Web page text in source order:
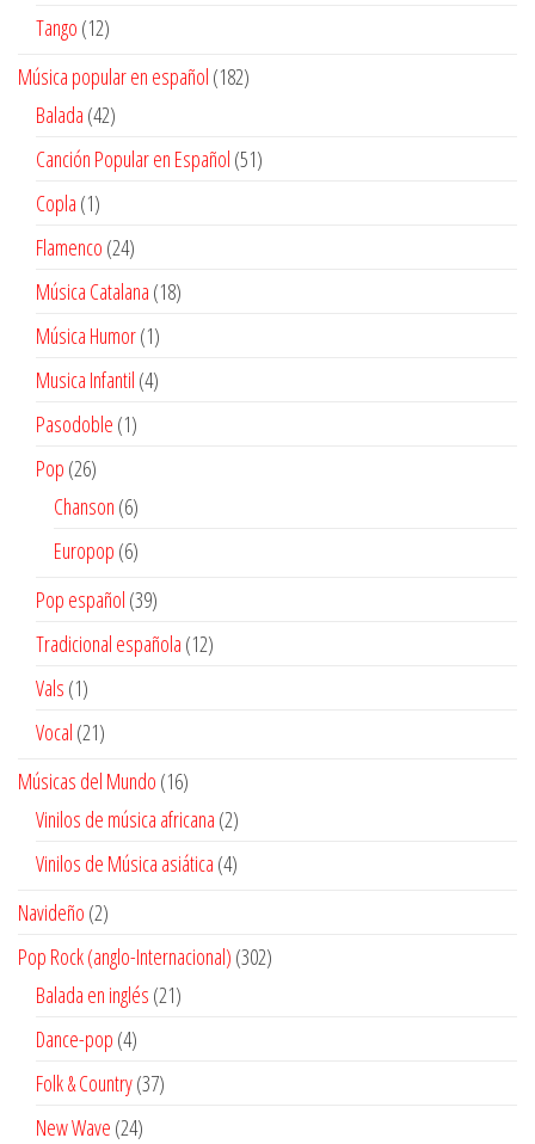
productos
Tango 1212
Música popular en español 182182
Balada 4242
productos
Canción Popular en Español 5151
Copla 11
producto
Flamenco 2424
productos
Música Catalana 1818
Música Humor 11
producto
Musica Infantil 44
Pasodoble 11
Pop 2626
productos
Chanson 66
productos
Europop 66
Pop español 3939
productos
Tradicional española 1212
Vals 11
producto
Vocal 2121
Músicas del Mundo 1616
productos
Vinilos de música africana 22
productos
Vinilos de Música asiática 44
Navideño 22
productos
Pop Rock (anglo-Internacional) 302302
Balada en inglés 2121
Dance-pop 44
productos
Folk & Country 3737
New Wave 2424